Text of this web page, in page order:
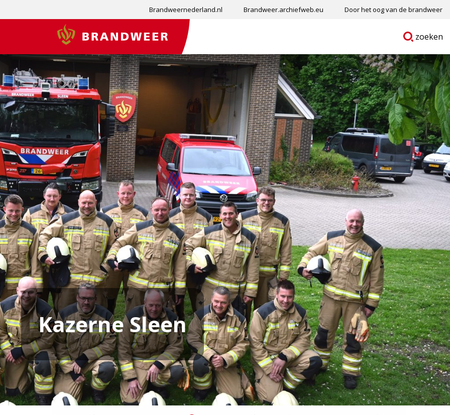
Brandweernederland.nl Brandweer.archiefweb.eu Door het oog van de brandweer
Brandweer
Ga
zoeken
Kazerne Sleen